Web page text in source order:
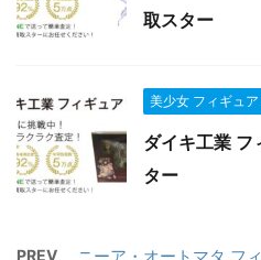
取スター
美少女 フィギュア
ダイキ工業 フ
ター
PREV